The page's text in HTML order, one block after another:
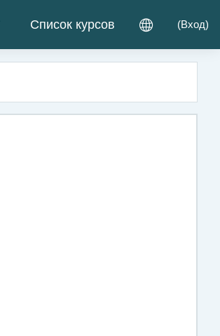
Список курсов (Вход)